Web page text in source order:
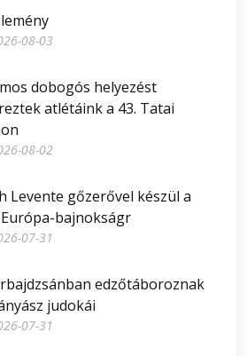
08-03
dobogós helyezést
atlétáink a 43. Tatai
08-02
Levente gőzerővel készül a
bajnokságr
07-31
edzőtáboroznak
judokái
07-31